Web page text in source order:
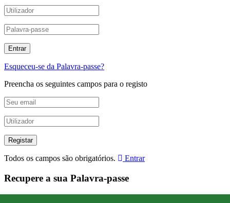
Esqueceu-se da Palavra-passe?
Preencha os seguintes campos para o registo
Todos os campos são obrigatórios. Entrar
Recupere a sua Palavra-passe